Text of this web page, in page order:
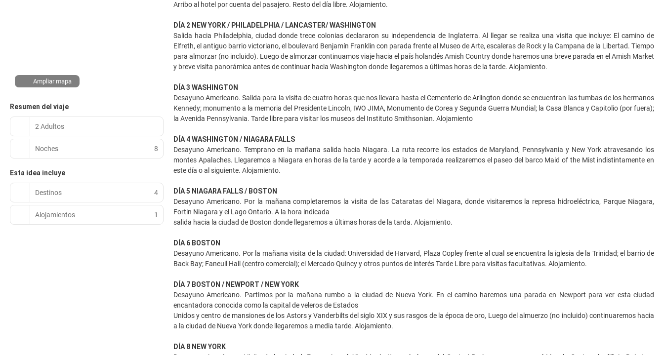
Ampliar mapa
Resumen del viaje
2 Adultos
Noches 8
Esta idea incluye
Destinos 4
Alojamientos 1
Arribo al hotel por cuenta del pasajero. Resto del día libre. Alojamiento.
DÍA 2 NEW YORK / PHILADELPHIA / LANCASTER/ WASHINGTON
Salida hacia Philadelphia, ciudad donde trece colonias declararon su independencia de Inglaterra. Al llegar se realiza una visita que incluye: El camino de
Elfreth, el antiguo barrio victoriano, el boulevard Benjamín Franklin con parada frente al Museo de Arte, escaleras de Rock y la Campana de la Libertad. Tiempo
para almorzar (no incluido). Luego de almorzar continuamos viaje hacia el país holandés Amish Country donde haremos una breve parada en el Amish Market
y breve visita panorámica antes de continuar hacia Washington donde llegaremos a últimas horas de la tarde. Alojamiento.
DÍA 3 WASHINGTON
Desayuno Americano. Salida para la visita de cuatro horas que nos llevara hasta el Cementerio de Arlington donde se encuentran las tumbas de los hermanos
Kennedy; monumento a la memoria del Presidente Lincoln, IWO JIMA, Monumento de Corea y Segunda Guerra Mundial; la Casa Blanca y Capitolio (por fuera);
la Avenida Pennsylvania. Tarde libre para visitar los museos del Instituto Smithsonian. Alojamiento
DÍA 4 WASHINGTON / NIAGARA FALLS
Desayuno Americano. Temprano en la mañana salida hacia Niagara. La ruta recorre los estados de Maryland, Pennsylvania y New York atravesando los
montes Apalaches. Llegaremos a Niagara en horas de la tarde y acorde a la temporada realizaremos el paseo del barco Maid of the Mist indistintamente en
este día o al siguiente. Alojamiento.
DÍA 5 NIAGARA FALLS / BOSTON
Desayuno Americano. Por la mañana completaremos la visita de las Cataratas del Niagara, donde visitaremos la represa hidroeléctrica, Parque Niagara,
Fortin Niagara y el Lago Ontario. A la hora indicada
salida hacia la ciudad de Boston donde llegaremos a últimas horas de la tarda. Alojamiento.
DÍA 6 BOSTON
Desayuno Americano. Por la mañana visita de la ciudad: Universidad de Harvard, Plaza Copley frente al cual se encuentra la iglesia de la Trinidad; el barrio de
Back Bay; Faneuil Hall (centro comercial); el Mercado Quincy y otros puntos de interés Tarde Libre para visitas facultativas. Alojamiento.
DÍA 7 BOSTON / NEWPORT / NEW YORK
Desayuno Americano. Partimos por la mañana rumbo a la ciudad de Nueva York. En el camino haremos una parada en Newport para ver esta ciudad
encantadora conocida como la capital de veleros de Estados
Unidos y centro de mansiones de los Astors y Vanderbilts del siglo XIX y sus rasgos de la época de oro, Luego del almuerzo (no incluido) continuaremos hacia
a la ciudad de Nueva York donde llegaremos a media tarde. Alojamiento.
DÍA 8 NEW YORK